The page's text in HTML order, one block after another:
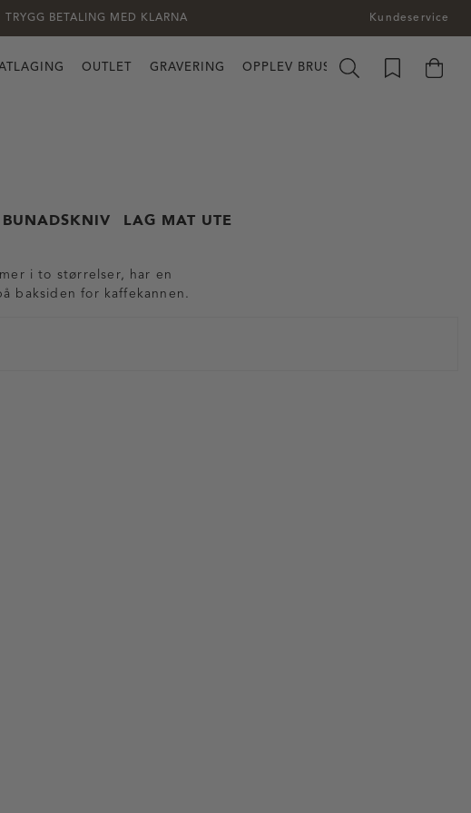
TRYGG BETALING MED KLARNA Kundeservice
OUTLET GRAVERING OPPLEV BRUSLETTO
BUNADSKNIV LAG MAT UTE
i to størrelser, har en
baksiden for kaffekannen.